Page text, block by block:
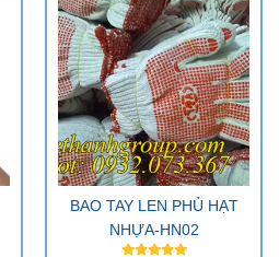
BAO TAY LEN PHỦ HẠT
NHỰA-HN02